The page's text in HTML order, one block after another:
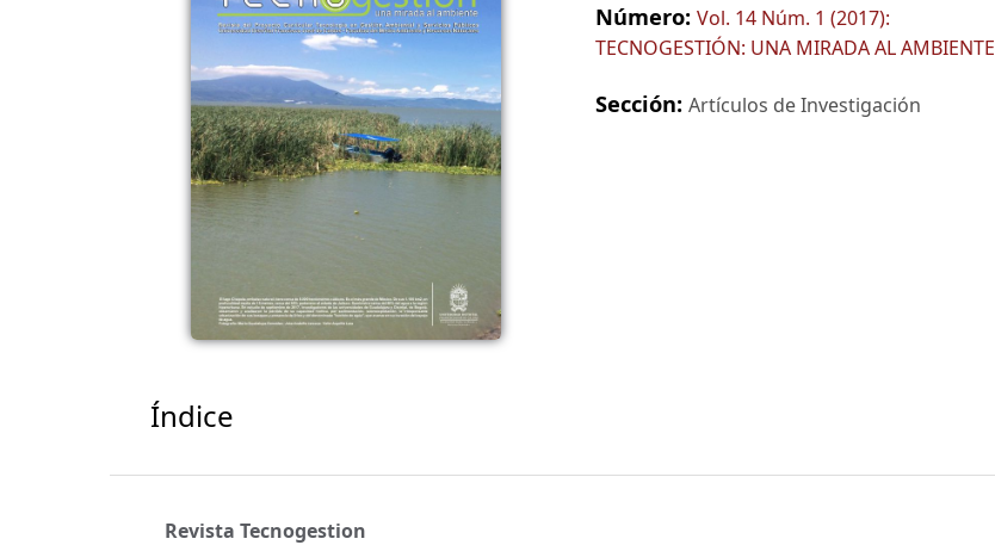
Número: Vol. 14 Núm. 1 (2017):
TECNOGESTIÓN: UNA MIRADA AL AMBIENTE
Sección: Artículos de Investigación
Índice
Revista Tecnogestion